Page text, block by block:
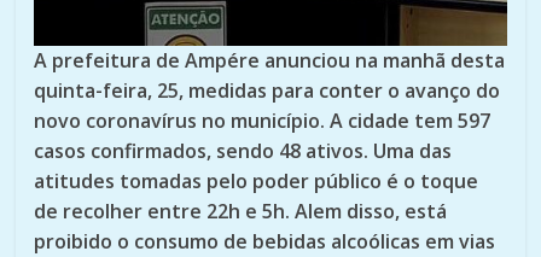
A prefeitura de Ampére anunciou na manhã desta
quinta-feira, 25, medidas para conter o avanço do
novo coronavírus no município. A cidade tem 597
casos confirmados, sendo 48 ativos. Uma das
atitudes tomadas pelo poder público é o toque
de recolher entre 22h e 5h. Alem disso, está
proibido o consumo de bebidas alcoólicas em vias